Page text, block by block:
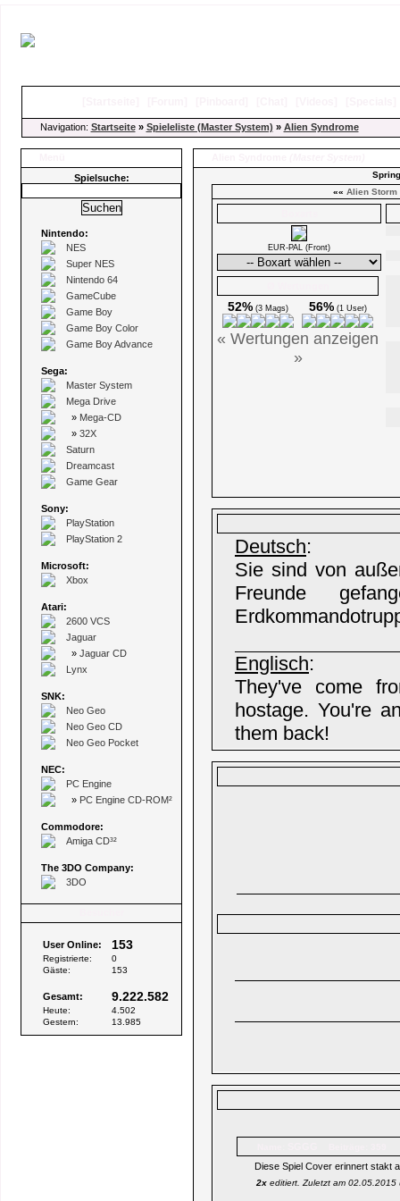
Navigation: Startseite» Spieleliste (Master System) » Alien Syndrome
Spielsuche:
Nintendo:
NES
Super NES
Nintendo 64
GameCube
Game Boy
Game Boy Color
Game Boy Advance
Sega:
Master System
Mega Drive
» Mega-CD
» 32X
Saturn
Dreamcast
Game Gear
Sony:
PlayStation
PlayStation 2
Microsoft:
Xbox
Atari:
2600 VCS
Jaguar
» Jaguar CD
Lynx
SNK:
Neo Geo
Neo Geo CD
Neo Geo Pocket
NEC:
PC Engine
» PC Engine CD-ROM²
Commodore:
Amiga CD³²
The 3DO Company:
3DO
User Online: 153
Registrierte:
0
Gäste:
153
Gesamt: 9.222.582
Heute:
4.502
Gestern:
13.985
«« Alien Storm
EUR-PAL (Front)
52% (3 Mags) 56% (1 User)
« Wertungen anzeigen
»
Deutsch:
Sie sind von
Freunde
Englisch:
They've come
hostage. You're
them back!
Diese Spiel Cover erinnert stakt
2x editiert. Zuletzt am 02.05.2015